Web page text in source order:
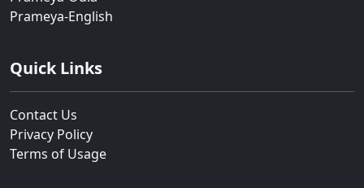
Prameya-English
Quick Links
Contact Us
Privacy Policy
Terms of Usage